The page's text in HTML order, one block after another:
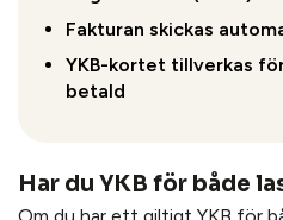
Fakturan skickas
YKB-kortet tillverkas
betald
Har du YKB för både